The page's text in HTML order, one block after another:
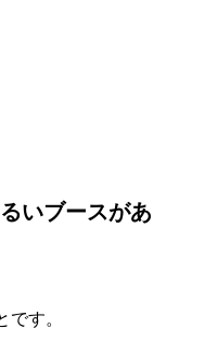
いブースがあ
す。